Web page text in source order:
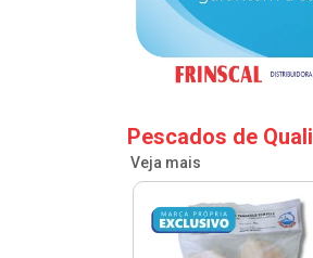
Pescados de
Veja mais